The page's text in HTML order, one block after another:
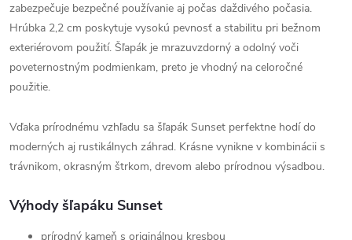
zabezpečuje bezpečné používanie aj počas daždivého počasia.
Hrúbka 2,2 cm poskytuje vysokú pevnosť a stabilitu pri bežnom
exteriérovom použití. Šľapák je mrazuvzdorný a odolný voči
poveternostným podmienkam, preto je vhodný na celoročné
použitie.
Vďaka prírodnému vzhľadu sa šľapák Sunset perfektne hodí do
moderných aj rustikálnych záhrad. Krásne vynikne v kombinácii s
trávnikom, okrasným štrkom, drevom alebo prírodnou výsadbou.
Výhody šľapáku Sunset
prírodný kameň s originálnou kresbou